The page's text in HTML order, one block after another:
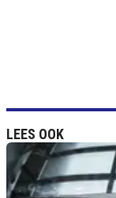
LEES OOK